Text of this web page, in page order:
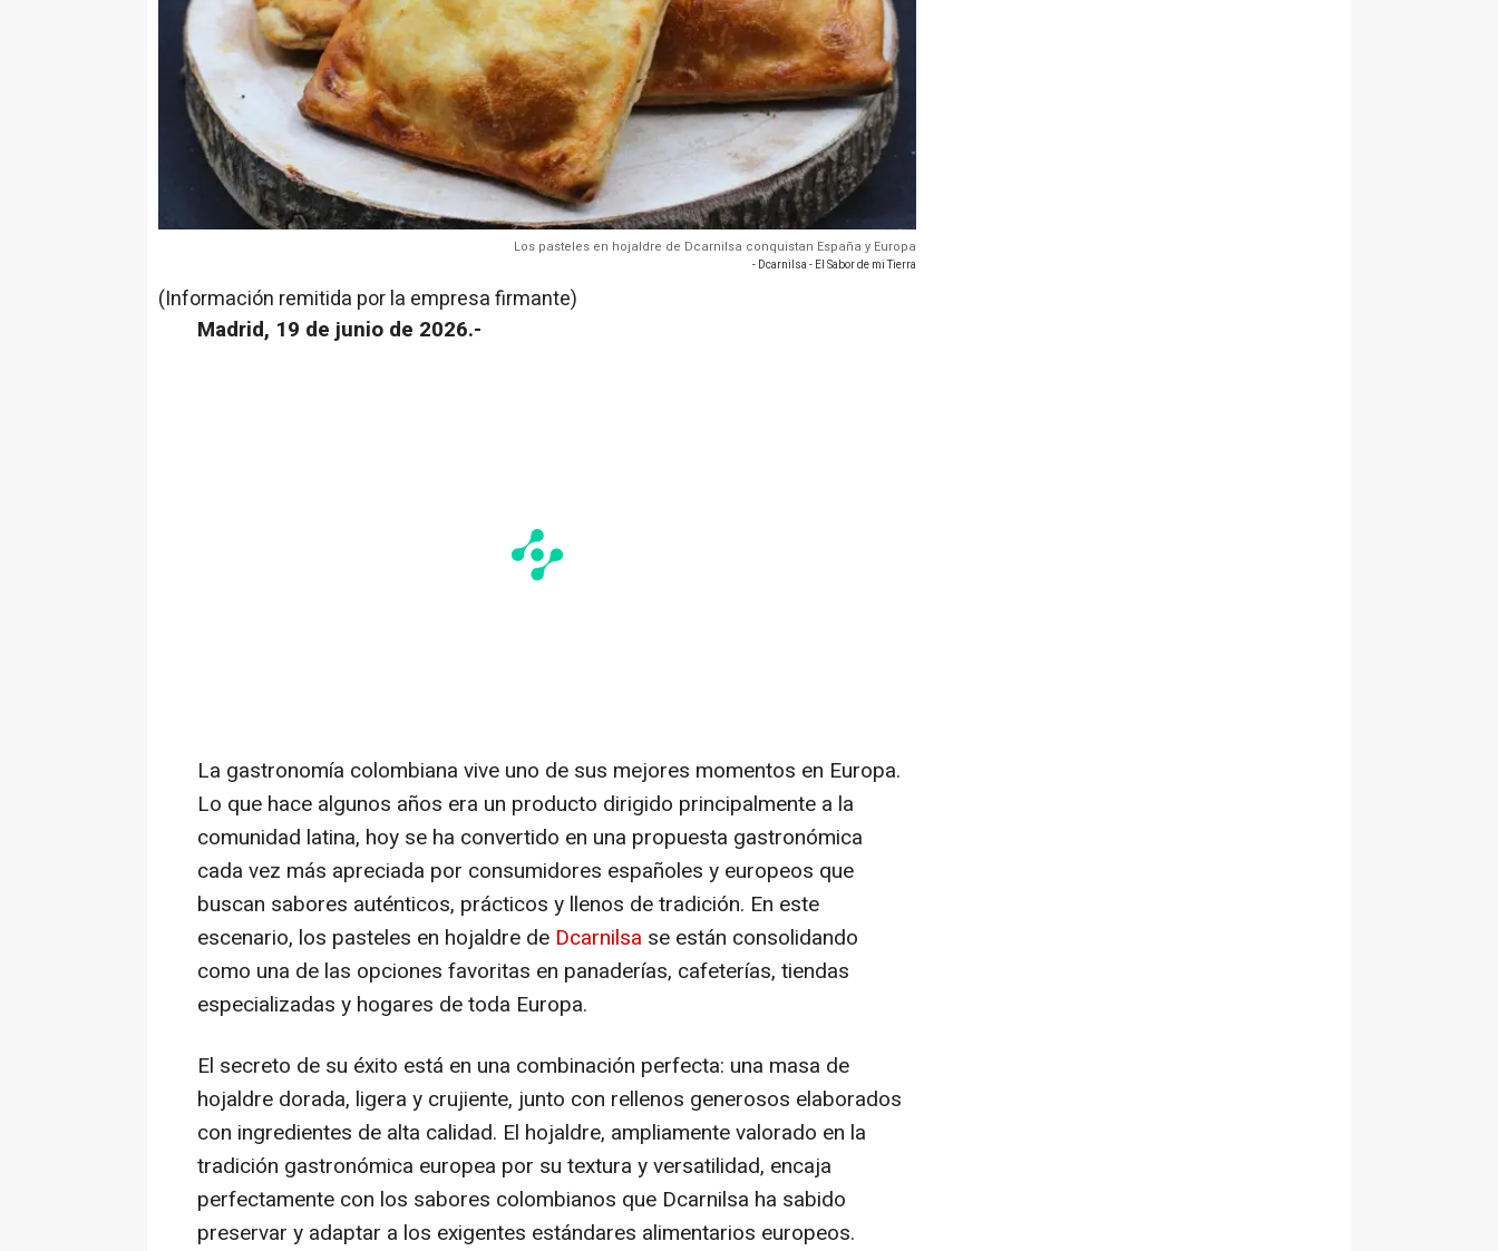
Los pasteles en hojaldre de Dcarnilsa conquistan España y Europa
- Dcarnilsa - El Sabor de mi Tierra
(Información remitida por la empresa firmante)
Madrid, 19 de junio de 2026.-
La gastronomía colombiana vive uno de sus mejores momentos en Europa.
Lo que hace algunos años era un producto dirigido principalmente a la
comunidad latina, hoy se ha convertido en una propuesta gastronómica
cada vez más apreciada por consumidores españoles y europeos que
buscan sabores auténticos, prácticos y llenos de tradición. En este
escenario, los pasteles en hojaldre de Dcarnilsa se están consolidando
como una de las opciones favoritas en panaderías, cafeterías, tiendas
especializadas y hogares de toda Europa.
El secreto de su éxito está en una combinación perfecta: una masa de
hojaldre dorada, ligera y crujiente, junto con rellenos generosos elaborados
con ingredientes de alta calidad. El hojaldre, ampliamente valorado en la
tradición gastronómica europea por su textura y versatilidad, encaja
perfectamente con los sabores colombianos que Dcarnilsa ha sabido
preservar y adaptar a los exigentes estándares alimentarios europeos.